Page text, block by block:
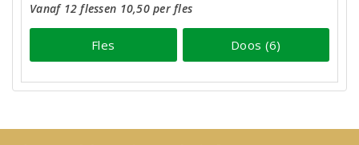
Vanaf 12 flessen 10,50 per fles
Fles Doos (6)